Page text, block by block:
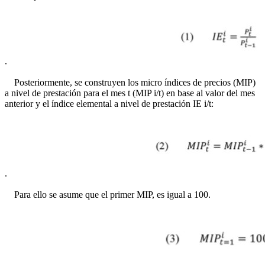
.
Posteriormente, se construyen los micro índices de precios (MIP)
a nivel de prestación para el mes t (MIP i/t) en base al valor del mes
anterior y el índice elemental a nivel de prestación IE i/t:
.
Para ello se asume que el primer MIP, es igual a 100.